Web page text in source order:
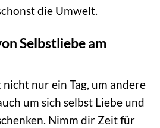
die Umwelt.
Selbstliebe am
nur ein Tag, um andere
um sich selbst Liebe und
Nimm dir Zeit für